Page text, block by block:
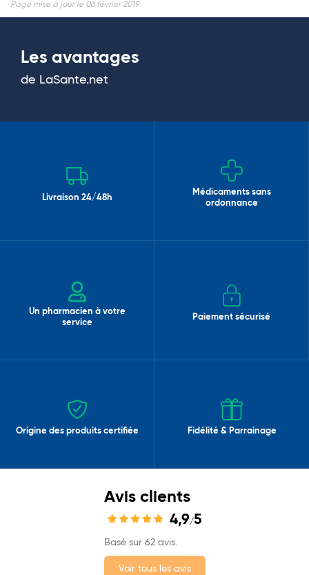
Page mise à jour le 06 février 2019
Les avantages
de LaSante.net
Livraison 24/48h
Médicaments sans
ordonnance
Un pharmacien à votre
service
Paiement sécurisé
Origine des produits certifiée Fidélité & Parrainage
Avis clients
4,9/5
Basé sur 62 avis.
Voir tous les avis